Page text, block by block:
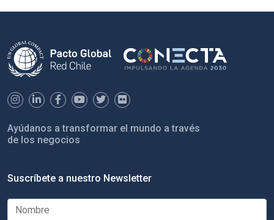
Ayúdanos a transformar el mundo a través
de los negocios
Suscríbete a nuestro Newsletter